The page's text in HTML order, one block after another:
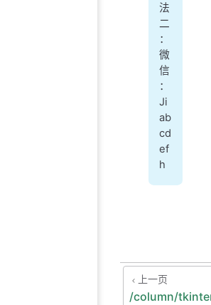
法
二
：
微
信
：
Ji
ab
cd
ef
h
上一页
/column/